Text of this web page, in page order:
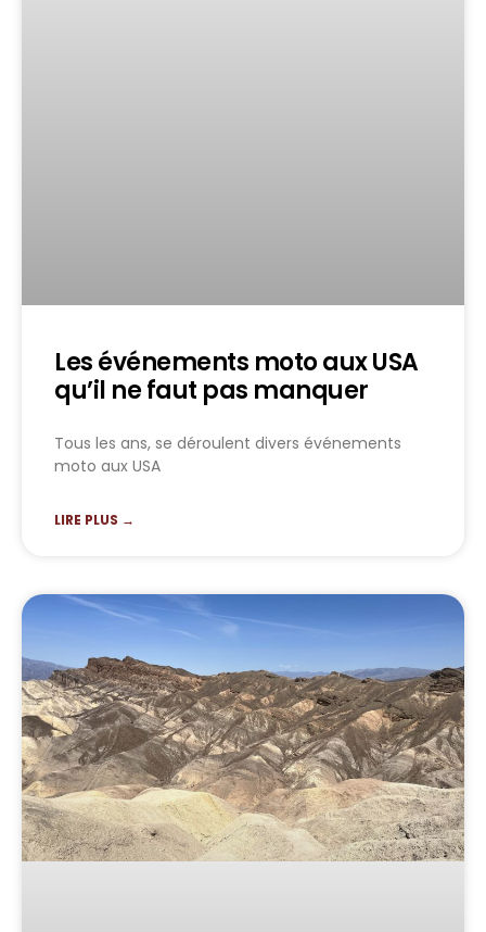
Les événements moto aux USA
qu’il ne faut pas manquer
Tous les ans, se déroulent divers événements
moto aux USA
LIRE PLUS →